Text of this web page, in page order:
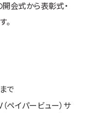
連盟について
知らせ
会式から表彰式・
。
で
ペイパービュー）サ